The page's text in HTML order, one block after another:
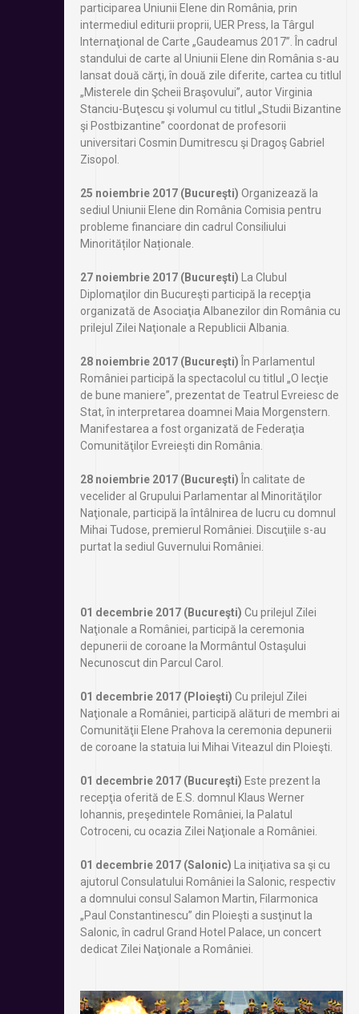
participarea Uniunii Elene din România, prin
intermediul editurii proprii, UER Press, la Târgul
Internaţional de Carte „Gaudeamus 2017”. În cadrul
standului de carte al Uniunii Elene din România s-au
lansat două cărţi, în două zile diferite, cartea cu titlul
„Misterele din Şcheii Braşovului”, autor Virginia
Stanciu-Buţescu şi volumul cu titlul „Studii Bizantine
şi Postbizantine” coordonat de profesorii
universitari Cosmin Dumitrescu şi Dragoş Gabriel
Zisopol.
25 noiembrie 2017 (Bucureşti) Organizează la
sediul Uniunii Elene din România Comisia pentru
probleme financiare din cadrul Consiliului
Minorităților Naționale.
27 noiembrie 2017 (Bucureşti) La Clubul
Diplomaţilor din Bucureşti participă la recepţia
organizată de Asociaţia Albanezilor din România cu
prilejul Zilei Naţionale a Republicii Albania.
28 noiembrie 2017 (Bucureşti) În Parlamentul
României participă la spectacolul cu titlul „O lecţie
de bune maniere”, prezentat de Teatrul Evreiesc de
Stat, în interpretarea doamnei Maia Morgenstern.
Manifestarea a fost organizată de Federaţia
Comunităţilor Evreieşti din România.
28 noiembrie 2017 (Bucureşti) În calitate de
vecelider al Grupului Parlamentar al Minorităţilor
Naţionale, participă la întâlnirea de lucru cu domnul
Mihai Tudose, premierul României. Discuţiile s-au
purtat la sediul Guvernului României.
01 decembrie 2017 (Bucureşti) Cu prilejul Zilei
Naţionale a României, participă la ceremonia
depunerii de coroane la Mormântul Ostaşului
Necunoscut din Parcul Carol.
01 decembrie 2017 (Ploieşti) Cu prilejul Zilei
Naţionale a României, participă alături de membri ai
Comunităţii Elene Prahova la ceremonia depunerii
de coroane la statuia lui Mihai Viteazul din Ploieşti.
01 decembrie 2017 (Bucureşti) Este prezent la
recepţia oferită de E.S. domnul Klaus Werner
Iohannis, preşedintele României, la Palatul
Cotroceni, cu ocazia Zilei Naţionale a României.
01 decembrie 2017 (Salonic) La iniţiativa sa şi cu
ajutorul Consulatului României la Salonic, respectiv
a domnului consul Salamon Martin, Filarmonica
„Paul Constantinescu” din Ploieşti a susţinut la
Salonic, în cadrul Grand Hotel Palace, un concert
dedicat Zilei Naţionale a României.